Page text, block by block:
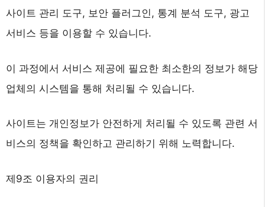
사이트 관리 도구, 보안 플러그인, 통계 분석 도구, 광고
서비스 등을 이용할 수 있습니다.
이 과정에서 서비스 제공에 필요한 최소한의 정보가 해당
업체의 시스템을 통해 처리될 수 있습니다.
사이트는 개인정보가 안전하게 처리될 수 있도록 관련 서
비스의 정책을 확인하고 관리하기 위해 노력합니다.
제9조 이용자의 권리